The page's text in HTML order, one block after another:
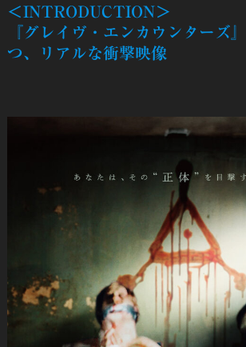
＜INTRODUCTION＞
『グレイヴ・エンカウンターズ
つ、リアルな衝撃映像